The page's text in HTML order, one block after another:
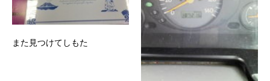
また見つけてしもた